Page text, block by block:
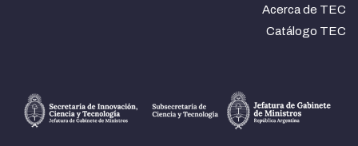
Acerca de TEC
Catálogo TEC